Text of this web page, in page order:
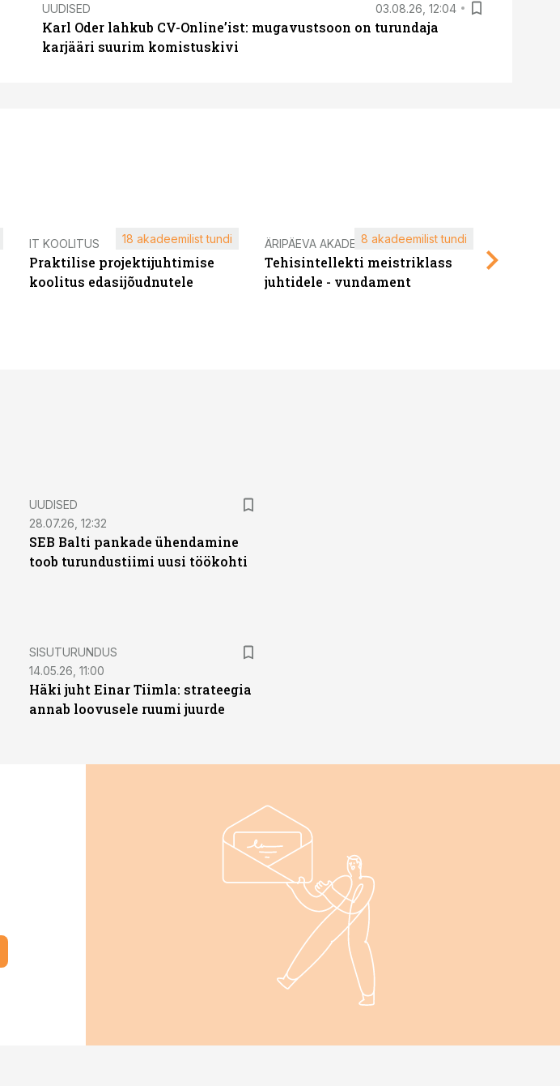
UUDISED 03.08.26, 12:04
Karl Oder lahkub CV-Online’ist: mugavustsoon on turundaja
karjääri suurim komistuskivi
IT KOOLITUS
Praktilise projektijuhtimise
koolitus edasijõudnutele
18 akadeemilist tundi ÄRIPÄEVA AKADEEMIA
Tehisintellekti meistriklass
juhtidele - vundament
8 akadeemilist tundi
UUDISED
28.07.26, 12:32
SEB Balti pankade ühendamine
toob turundustiimi uusi töökohti
ST
SISUTURUNDUS
14.05.26, 11:00
Häki juht Einar Tiimla: strateegia
annab loovusele ruumi juurde